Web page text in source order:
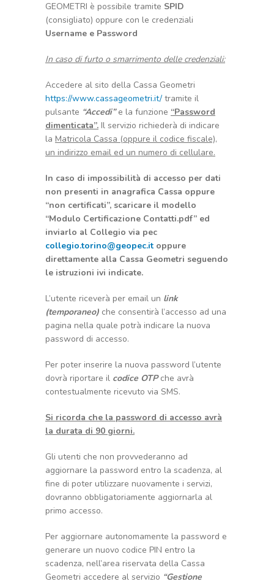
GEOMETRI è possibile tramite SPID
(consigliato) oppure con le credenziali
Username e Password
In caso di furto o smarrimento delle credenziali:
Accedere al sito della Cassa Geometri
https://www.cassageometri.it/ tramite il
pulsante “Accedi”e la funzione “Password
dimenticata”. Il servizio richiederà di indicare
la Matricola Cassa (oppure il codice fiscale),
un indirizzo email ed un numero di cellulare.
In caso di impossibilità di accesso per dati
non presenti in anagrafica Cassa oppure
“non certificati”, scaricare il modello
“Modulo Certificazione Contatti.pdf” ed
inviarlo al Collegio via pec
collegio.torino@geopec.it oppure
direttamente alla Cassa Geometri seguendo
le istruzioni ivi indicate.
L’utente riceverà per email un link
(temporaneo) che consentirà l’accesso ad una
pagina nella quale potrà indicare la nuova
password di accesso.
Per poter inserire la nuova password l’utente
dovrà riportare il codice OTPche avrà
contestualmente ricevuto via SMS.
Si ricorda che la password di accesso avrà
la durata di 90 giorni.
Gli utenti che non provvederanno ad
aggiornare la password entro la scadenza, al
fine di poter utilizzare nuovamente i servizi,
dovranno obbligatoriamente aggiornarla al
primo accesso.
Per aggiornare autonomamente la password e
generare un nuovo codice PIN entro la
scadenza, nell’area riservata della Cassa
Geometri accedere al servizio “Gestione